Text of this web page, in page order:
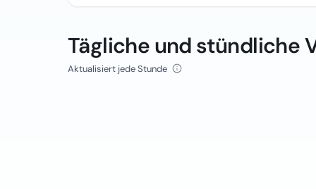
Tägliche und stündliche
Aktualisiert jede Stunde